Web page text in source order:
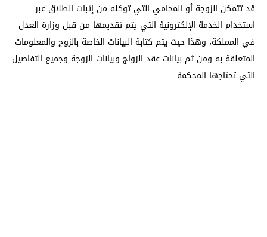
قد تتمكن الزوجة أو المحامي التي توكله من إثبات الطلاق عبر
استخدام الخدمة الإلكترونية التي يتم تقديمها من قبل وزارة العدل
في المملكة، وهذا حيث يتم كتابة البيانات الخاصة بالزوج والمعلومات
المتعلقة به ومن ثم بيانات عقد الزواج وبيانات الزوجة وجميع التفاصيل
التي تحتاجها المحكمة